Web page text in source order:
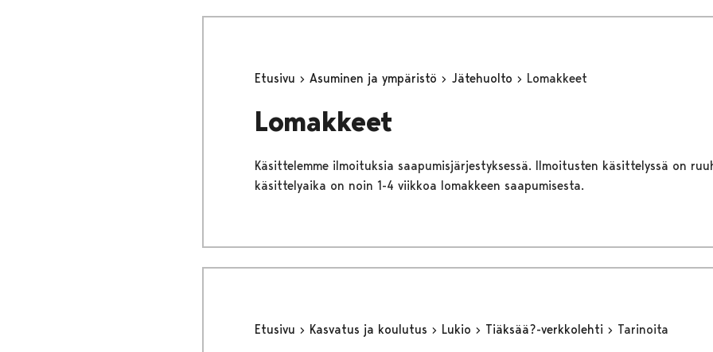
Etusivu Asuminen ja ympäristö Jätehuolto Lomakkeet
Lomakkeet
Käsittelemme ilmoituksia saapumisjärjestyksessä. Ilmoitusten käsittelyssä on
käsittelyaika on noin 1-4 viikkoa lomakkeen saapumisesta.
Etusivu Kasvatus ja koulutus Lukio Tiäksää?-verkkolehti Tarinoita